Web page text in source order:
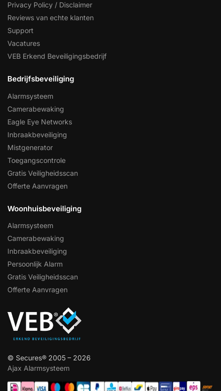
Privacy Policy / Disclaimer
Reviews van echte klanten
Support
Vacatures
VEB Erkend Beveiligingsbedrijf
Bedrijfsbeveiliging
Alarmsysteem
Camerabewaking
Eagle Eye Networks
Inbraakbeveiliging
Mistgenerator
Toegangscontrole
Gratis Veiligheidsscan
Offerte Aanvragen
Woonhuisbeveiliging
Alarmsysteem
Camerabewaking
Inbraakbeveiliging
Persoonlijk Alarm
Gratis Veiligheidsscan
Offerte Aanvragen
© Secures® 2005 – 2026
Ajax Alarmsysteem